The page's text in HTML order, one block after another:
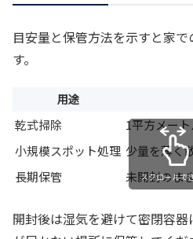
目安量と保管方法を示すと家
す。
用途
乾式掃除 1平方メー
小規模スポット処理 少量を薄く
長期保管
未開封のま
スクロールで
開封後は湿気を避けて密閉容